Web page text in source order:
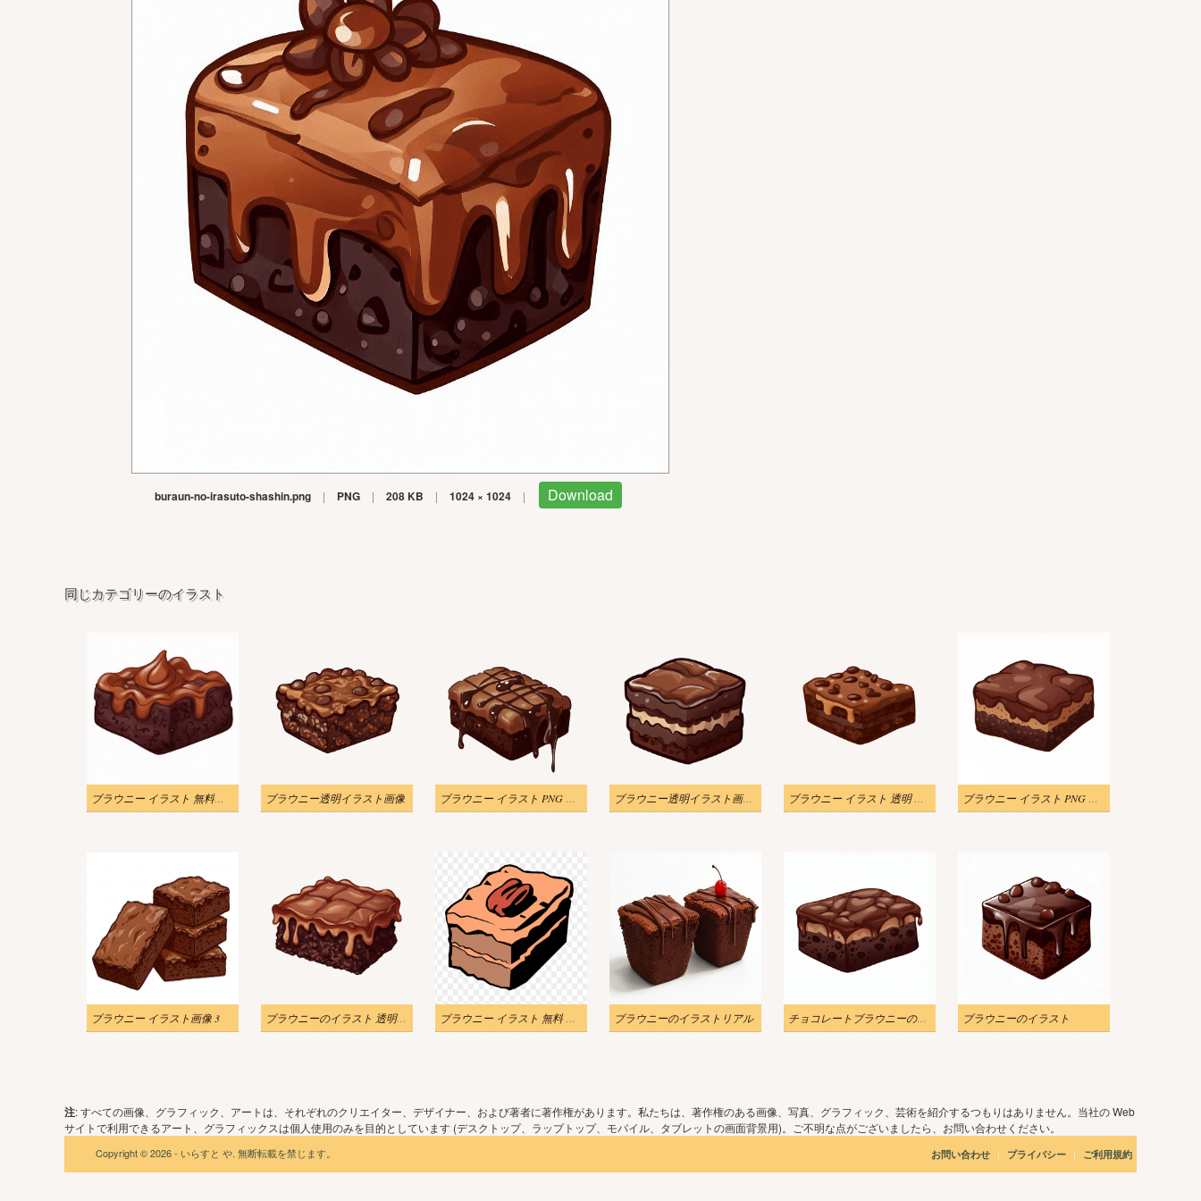
buraun-no-irasuto-shashin.png | PNG | 208 KB | 1024 × 1024 | Download
同じカテゴリーのイラスト
ブラウニー イラスト 無料素材 ブラウニー透明イラスト画像 ブラウニー イラスト PNG 透明 ブラウニー透明イラスト画像 2 ブラウニー イラスト 透明 無料 ブラウニー イラスト PNG 無料 2
ブラウニー イラスト画像 3 ブラウニーのイラスト 透明PNG ブラウニー イラスト 無料 透明 ブラウニーのイラストリアル チョコレートブラウニーのイラスト画像 ブラウニーのイラスト
注: すべての画像、グラフィック、アートは、それぞれのクリエイター、デザイナー、および著者に著作権があります。私たちは、著作権のある画像、写真、グラフィック、芸術を紹介するつもりはありません。当社の Web
サイトで利用できるアート、グラフィックスは個人使用のみを目的としています (デスクトップ、ラップトップ、モバイル、タブレットの画面背景用)。ご不明な点がございましたら、お問い合わせください。
Copyright © 2026 - いらすと や. 無断転載を禁じます。 お問い合わせ | プライバシー | ご利用規約